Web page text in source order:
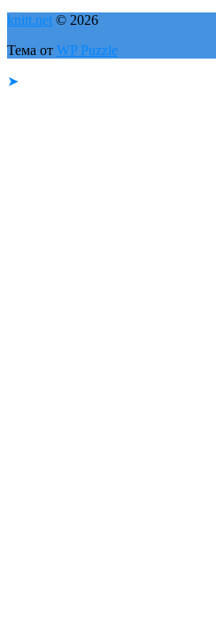
knitt.net © 2026
Тема от WP Puzzle
➤